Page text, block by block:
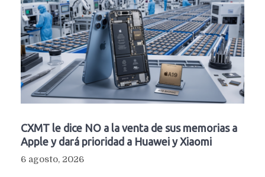
CXMT le dice NO a la venta de sus memorias a
Apple y dará prioridad a Huawei y Xiaomi
6 agosto, 2026